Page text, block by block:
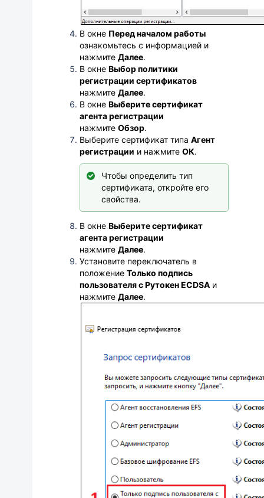
В окне Перед началом работы
ознакомьтесь с информацией и
нажмите Далее.
В окне Выбор политики
регистрации сертификатов
нажмите Далее.
В окне Выберите сертификат
агента регистрации
нажмите Обзор.
Выберите сертификат типа Агент
регистрации и нажмите ОК.
Чтобы определить тип
сертификата, откройте его
свойства.
В окне Выберите сертификат
агента регистрации
нажмите Далее.
Установите переключатель в
положение Только подпись
пользователя с Рутокен ECDSA и
нажмите Далее.